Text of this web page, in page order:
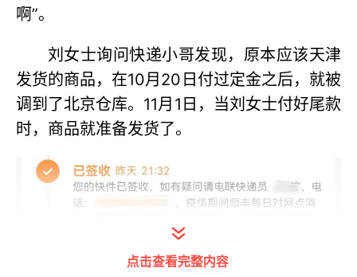
啊”。
刘女士询问快递小哥发现，原本应该天津
发货的商品，在10月20日付过定金之后，就被
调到了北京仓库。11月1日，当刘女士付好尾款
时，商品就准备发货了。
点击查看完整内容